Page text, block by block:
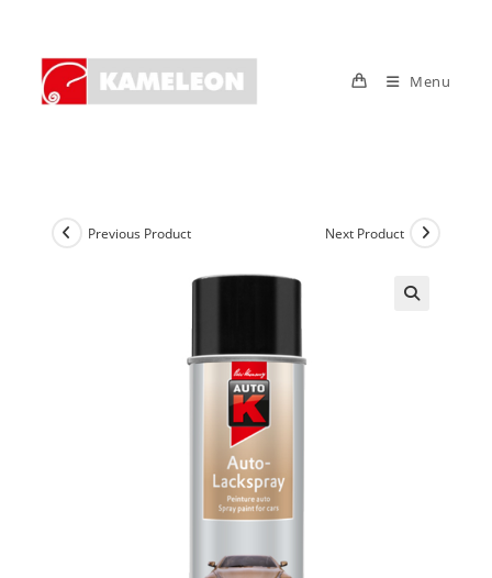
content
Menu
Previous Product Next Product